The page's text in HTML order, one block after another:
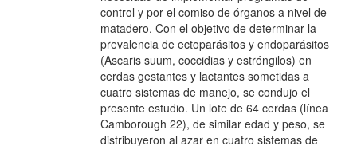
control y por el comiso de órganos a nivel de
matadero. Con el objetivo de determinar la
prevalencia de ectoparásitos y endoparásitos
(Ascaris suum, coccidias y estróngilos) en
cerdas gestantes y lactantes sometidas a
cuatro sistemas de manejo, se condujo el
presente estudio. Un lote de 64 cerdas (línea
Camborough 22), de similar edad y peso, se
distribuyeron al azar en cuatro sistemas de